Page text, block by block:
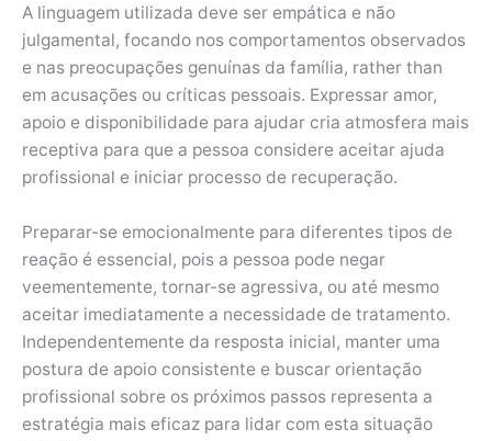
A linguagem utilizada deve ser empática e não
julgamental, focando nos comportamentos observados
e nas preocupações genuínas da família, rather than
em acusações ou críticas pessoais. Expressar amor,
apoio e disponibilidade para ajudar cria atmosfera mais
receptiva para que a pessoa considere aceitar ajuda
profissional e iniciar processo de recuperação.
Preparar-se emocionalmente para diferentes tipos de
reação é essencial, pois a pessoa pode negar
veementemente, tornar-se agressiva, ou até mesmo
aceitar imediatamente a necessidade de tratamento.
Independentemente da resposta inicial, manter uma
postura de apoio consistente e buscar orientação
profissional sobre os próximos passos representa a
estratégia mais eficaz para lidar com esta situação